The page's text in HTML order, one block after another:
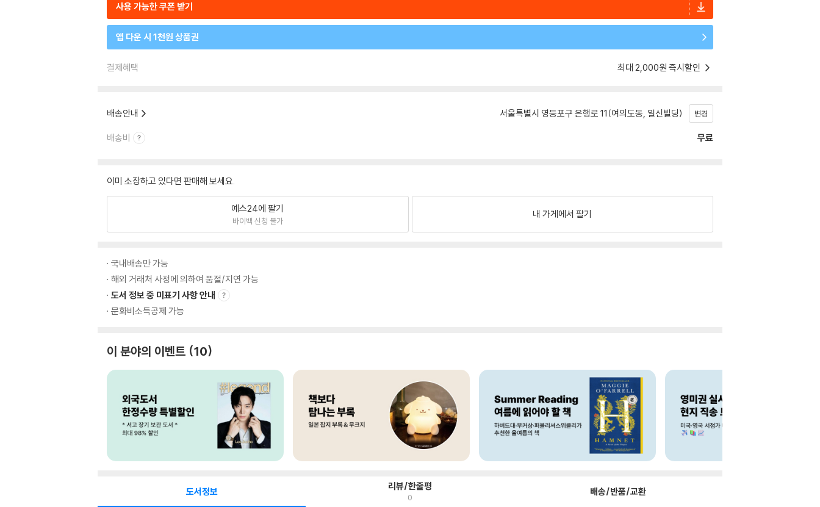
사용 가능한 쿠폰 받기
앱 다운 시 1천원 상품권
결제혜택 최대 2,000원 즉시할인
배송안내 서울특별시 영등포구 은행로 11(여의도동, 일신빌딩) 변경
배송비 무료
이미 소장하고 있다면 판매해 보세요.
예스24에 팔기
바이백 신청 불가
내 가게에서 팔기
국내배송만 가능
해외 거래처 사정에 의하여 품절/지연 가능
도서 정보 중 미표기 사항 안내
문화비소득공제 가능
이 분야의 이벤트 10
도서정보 리뷰/한줄평
0 배송/반품/교환